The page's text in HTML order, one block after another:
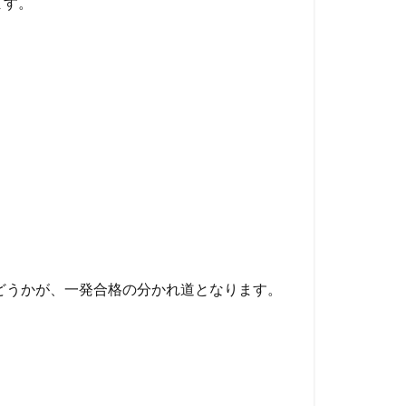
かが、 一発合格の分かれ道となります。